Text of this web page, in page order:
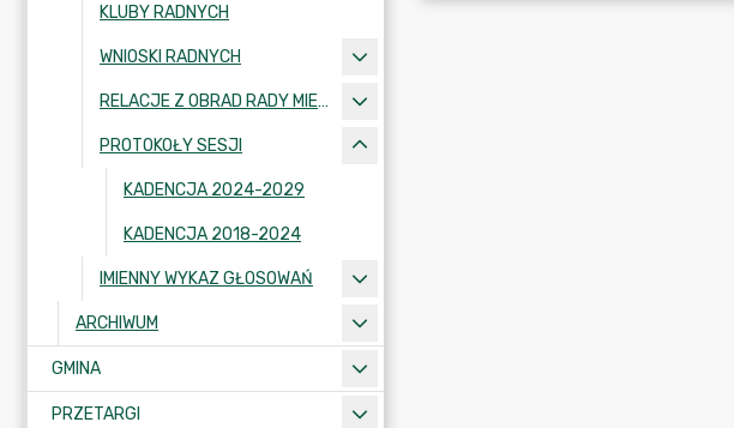
KLUBY RADNYCH
WNIOSKI RADNYCH
RELACJE Z OBRAD RADY MIEJSKIEJ W KRAJENCE
PROTOKOŁY SESJI
KADENCJA 2024-2029
KADENCJA 2018-2024
IMIENNY WYKAZ GŁOSOWAŃ
ARCHIWUM
GMINA
PRZETARGI